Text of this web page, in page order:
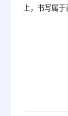
上，书写属